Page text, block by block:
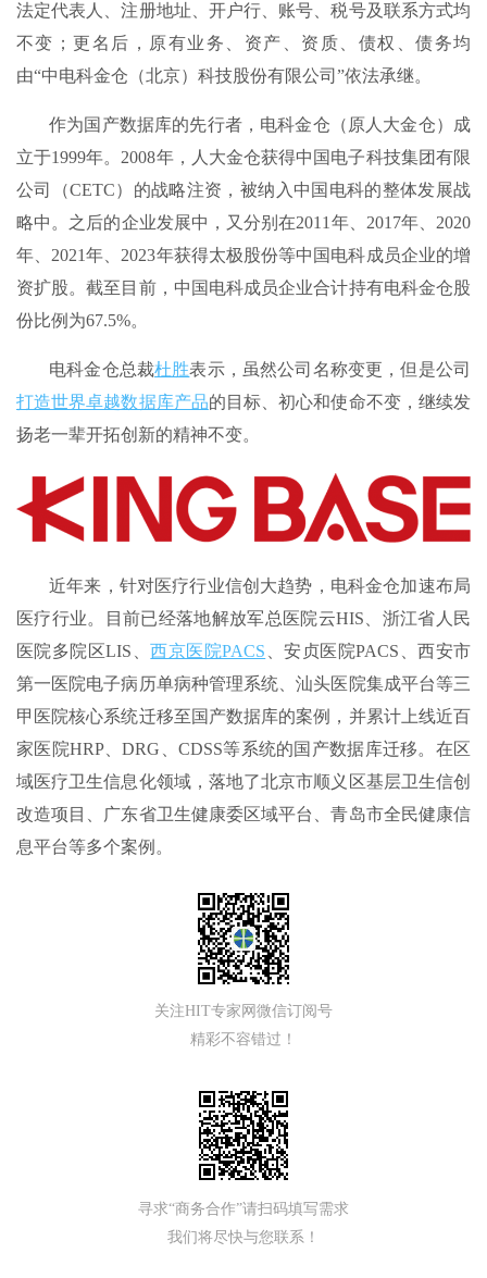
法定代表人、注册地址、开户行、账号、税号及联系方式均
不变；更名后，原有业务、资产、资质、债权、债务均
由“中电科金仓（北京）科技股份有限公司”依法承继。
作为国产数据库的先行者，电科金仓（原人大金仓）成
立于1999年。2008年，人大金仓获得中国电子科技集团有限
公司（CETC）的战略注资，被纳入中国电科的整体发展战
略中。之后的企业发展中，又分别在2011年、2017年、2020
年、2021年、2023年获得太极股份等中国电科成员企业的增
资扩股。截至目前，中国电科成员企业合计持有电科金仓股
份比例为67.5%。
电科金仓总裁杜胜表示，虽然公司名称变更，但是公司
打造世界卓越数据库产品的目标、初心和使命不变，继续发
扬老一辈开拓创新的精神不变。
近年来，针对医疗行业信创大趋势，电科金仓加速布局
医疗行业。目前已经落地解放军总医院云HIS、浙江省人民
医院多院区LIS、西京医院PACS 、安贞医院PACS、西安市
第一医院电子病历单病种管理系统、汕头医院集成平台等三
甲医院核心系统迁移至国产数据库的案例，并累计上线近百
家医院HRP、DRG、CDSS等系统的国产数据库迁移。在区
域医疗卫生信息化领域，落地了北京市顺义区基层卫生信创
改造项目、广东省卫生健康委区域平台、青岛市全民健康信
息平台等多个案例。
关注HIT专家网微信订阅号
精彩不容错过！
寻求“商务合作”请扫码填写需求
我们将尽快与您联系！